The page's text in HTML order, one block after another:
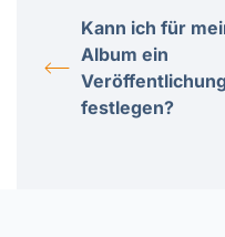
Kann ich für
Album ein
festlegen?